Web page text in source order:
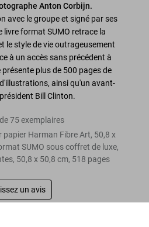
Anton Corbijn.
avec le groupe et signé par ses
livre format SUMO retrace la
le style de vie outrageusement
à un accès sans précédent à
présente plus de 500 pages de
ainsi qu'un avant-
Bill Clinton.
75 exemplaires
Harman Fibre Art, 50,8 x
SUMO sous coffret de luxe,
50,8 x 50,8 cm, 518 pages
un avis